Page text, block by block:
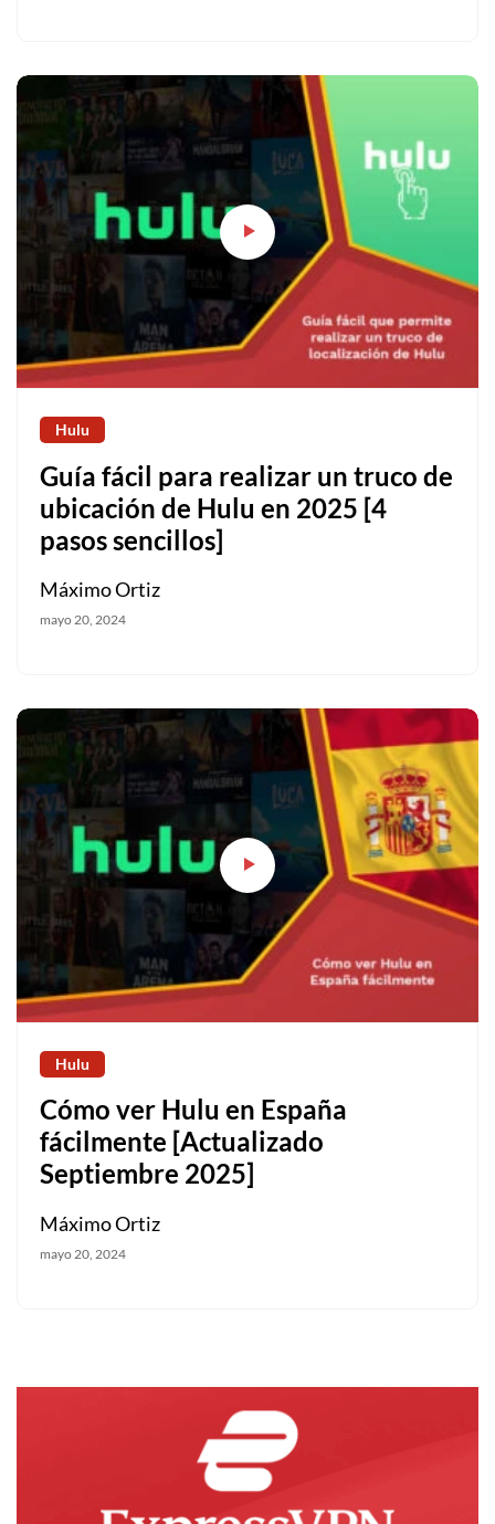
Hulu
Guía fácil para realizar un truco de
ubicación de Hulu en 2025 [4
pasos sencillos]
Máximo Ortiz
mayo 20, 2024
Hulu
Cómo ver Hulu en España
fácilmente [Actualizado
Septiembre 2025]
Máximo Ortiz
mayo 20, 2024